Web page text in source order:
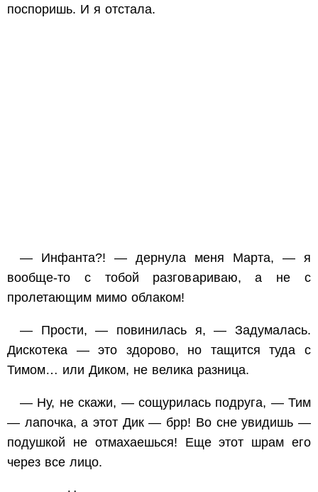
поспоришь. И я отстала.
— Инфанта?! — дернула меня Марта, — я
вообще-то с тобой разговариваю, а не с
пролетающим мимо облаком!
— Прости, — повинилась я, — Задумалась.
Дискотека — это здорово, но тащится туда с
Тимом… или Диком, не велика разница.
— Ну, не скажи, — сощурилась подруга, — Тим
— лапочка, а этот Дик — брр! Во сне увидишь —
подушкой не отмахаешься! Еще этот шрам его
через все лицо.